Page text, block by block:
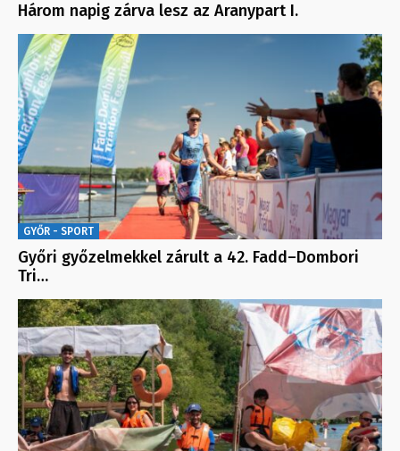
Három napig zárva lesz az Aranypart I.
GYŐR - SPORT
Győri győzelmekkel zárult a 42. Fadd–Dombori
Tri…